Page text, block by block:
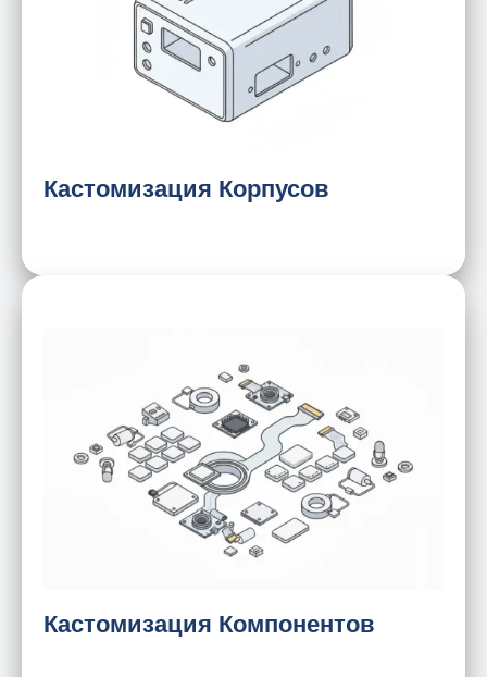
Кастомизация Корпусов
Конструкция, устойчивая к вибрации
Расположение кнопок и интерфейсов
ввода-вывода
Требования к коммуникациям
Кастомизация Компонентов
Сенсорный модуль
Модуль камеры
Разъем
Разъемы и жгуты проводов
Управление питанием